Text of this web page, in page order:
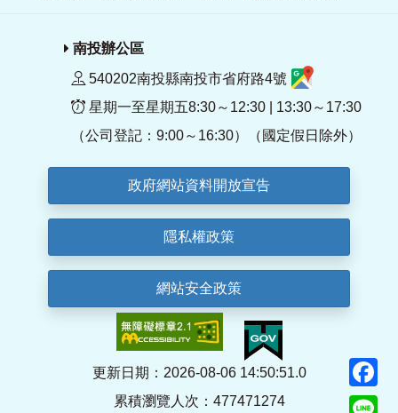
南投辦公區
540202南投縣南投市省府路4號
星期一至星期五8:30～12:30 | 13:30～17:30
（公司登記：9:00～16:30）（國定假日除外）
政府網站資料開放宣告
隱私權政策
網站安全政策
更新日期：2026-08-06 14:50:51.0
累積瀏覽人次：477471274